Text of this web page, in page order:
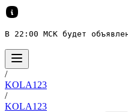
В 22:00 МСК будет
/
KOLA123
/
KOLA123